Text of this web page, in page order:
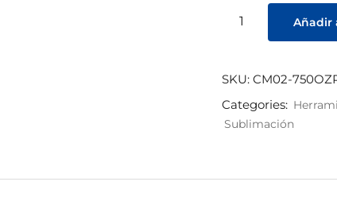
Añadir
SKU: CM02-
Categories:
Sublimación